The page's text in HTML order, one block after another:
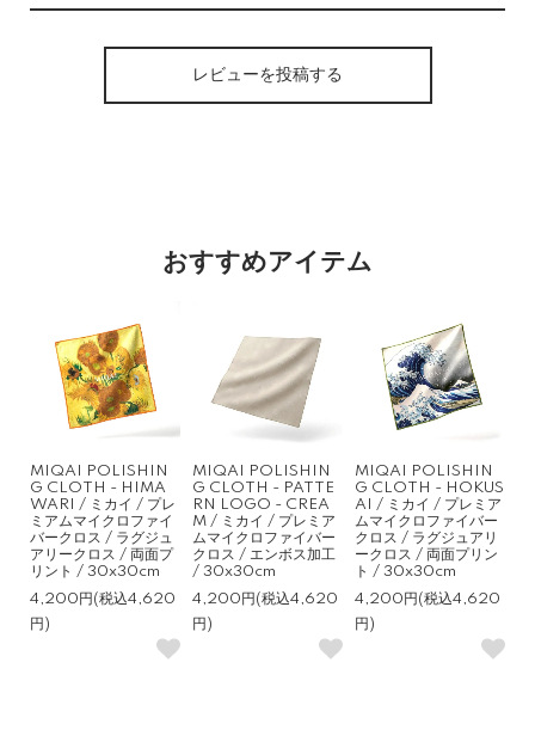
レビューを投稿する
おすすめアイテム
MIQAI POLISHIN
G CLOTH - HIMA
WARI / ミカイ / プレ
ミアムマイクロファイ
バークロス / ラグジュ
アリークロス / 両面プ
リント / 30x30cm
4,200円(税込4,620
円)
MIQAI POLISHIN
G CLOTH - PATTE
RN LOGO - CREA
M / ミカイ / プレミア
ムマイクロファイバー
クロス / エンボス加工
/ 30x30cm
4,200円(税込4,620
円)
MIQAI POLISHIN
G CLOTH - HOKUS
AI / ミカイ / プレミア
ムマイクロファイバー
クロス / ラグジュアリ
ークロス / 両面プリン
ト / 30x30cm
4,200円(税込4,620
円)